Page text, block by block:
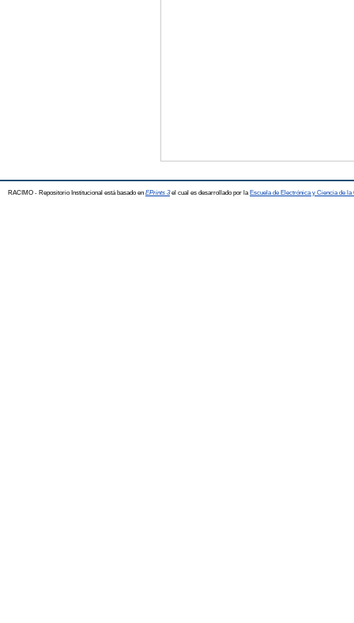
RACIMO - Repositorio Institucional está basado en EPrints 3el cual es desarrollado por la Escuela de Electrónica y Ciencia de la